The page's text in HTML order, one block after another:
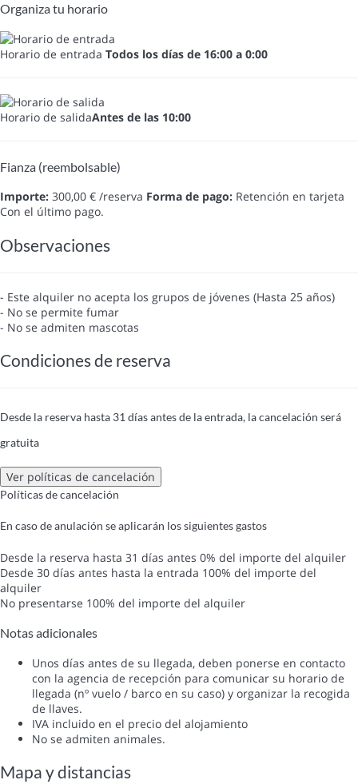
Organiza tu horario
Horario de entrada Todos los días de 16:00 a 0:00
Horario de salidaAntes de las 10:00
Fianza (reembolsable)
Importe: 300,00 € /reserva Forma de pago: Retención en tarjeta
Con el último pago.
Observaciones
- Este alquiler no acepta los grupos de jóvenes (Hasta 25 años)
- No se permite fumar
- No se admiten mascotas
Condiciones de reserva
Desde la reserva hasta 31 días antes de la entrada, la cancelación será
gratuita
Ver políticas de cancelación
Políticas de cancelación
En caso de anulación se aplicarán los siguientes gastos
Desde la reserva hasta 31 días antes 0% del importe del alquiler
Desde 30 días antes hasta la entrada 100% del importe del
alquiler
No presentarse 100% del importe del alquiler
Notas adicionales
Unos días antes de su llegada, deben ponerse en contacto
con la agencia de recepción para comunicar su horario de
llegada (nº vuelo / barco en su caso) y organizar la recogida
de llaves.
IVA incluido en el precio del alojamiento
No se admiten animales.
Mapa y distancias